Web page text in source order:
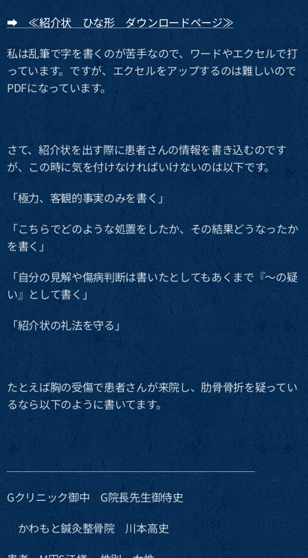
➡ ≪紹介状 ひな形 ダウンロードページ≫
私は乱筆で字を書くのが苦手なので、ワードやエクセルで打
っています。ですが、エクセルをアップするのは難しいので
PDFになっています。
さて、紹介状を出す際に患者さんの情報を書き込むのです
が、この時に気を付けなければいけないのは以下です。
「極力、客観的事実のみを書く」
「こちらでどのような処置をしたか、その結果どうなったか
を書く」
「自分の見解や傷病判断は書いたとしてもあくまで『～の疑
い』として書く」
「紹介状の礼法を守る」
たとえば胸の受傷で患者さんが来院し、肋骨骨折を疑ってい
るなら以下のように書いてます。
＿＿＿＿＿＿＿＿＿＿＿＿＿＿＿＿＿＿＿＿＿＿＿
Gクリニック御中 G院長先生御侍史
かわもと鍼灸整骨院 川本高史